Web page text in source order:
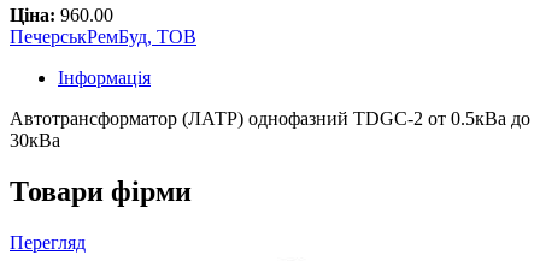
Ціна: 960.00
ПечерськРемБуд, ТОВ
Інформація
Автотрансформатор (ЛАТР) однофазний TDGC-2 от 0.5кВа до
30кВа
Товари фірми
Перегляд